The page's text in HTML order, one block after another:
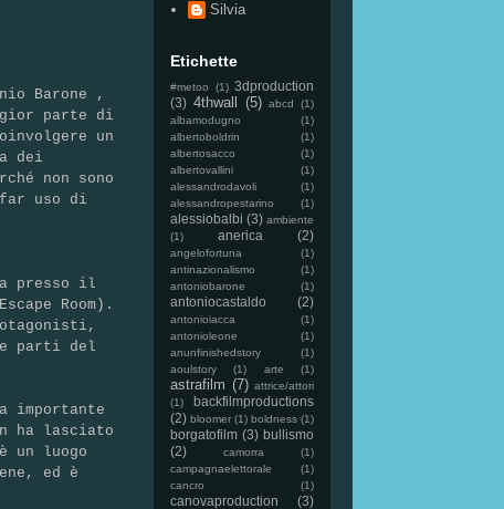
Barone ,
parte di
un
dei
non sono
uso di
presso il
Room ).
parti del
importante
ha lasciato
un luogo
ed è
Silvia
Etichette
#metoo (1) 3dproduction
(3) 4thwall (5) abcd
(1)
albamodugno
(1)
albertoboldrin
(1)
albertosacco
(1)
albertovallini
(1)
alessandrodavoli
(1)
alessandropestarino
(1)
alessiobalbi (3) ambiente
(1)
anerica (2)
angelofortuna
(1)
antinazionalismo
(1)
antoniobarone
(1)
antoniocastaldo (2)
antonioiacca
(1)
antonioleone
(1)
anunfinishedstory
(1)
aoulstory
(1) arte (1)
astrafilm (7) attrice/attori
(1)
backfilmproductions
(2) bloomer (1) boldness (1)
borgatofilm (3) bullismo
(2)
camorra
(1)
campagnaelettorale
(1)
cancro
(1)
canovaproduction (3)